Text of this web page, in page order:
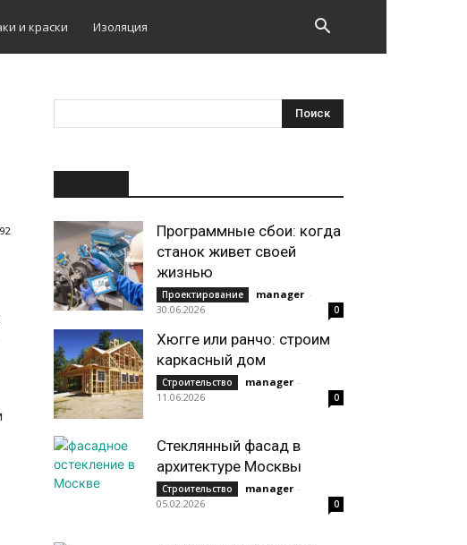
и краски Изоляция
92
Программные сбои: когда
станок живет своей
жизнью
Проектирование manager -
30.06.2026
0
Хюгге или ранчо: строим
каркасный дом
Строительство manager -
11.06.2026
0
Стеклянный фасад в
архитектуре Москвы
Строительство manager -
05.02.2026
0